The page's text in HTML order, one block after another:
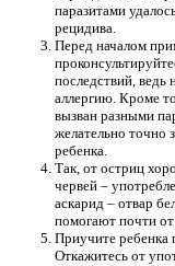
паразитами
рецидива.
Перед началом
последствий,
аллергию. Кроме
вызван разными
желательно точно
ребенка.
Так, от остриц
червей –
аскарид – отвар
помогают почти от
Приучите ребенка
Откажитесь от